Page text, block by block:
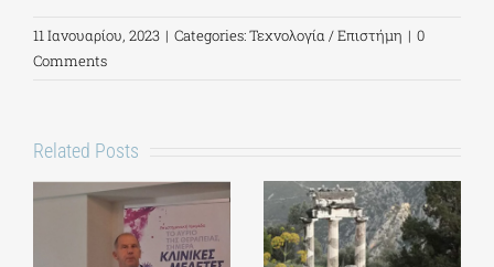
11 Ιανουαρίου, 2023 | Categories:Τεχνολογία / Επιστήμη | 0
Comments
Related Posts